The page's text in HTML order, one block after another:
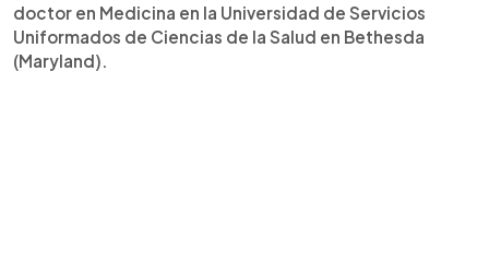
doctor en Medicina en la Universidad de Servicios
Uniformados de Ciencias de la Salud en Bethesda
(Maryland).